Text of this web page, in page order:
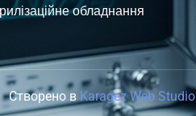
обладнання
Створено в Karagez Web Studio